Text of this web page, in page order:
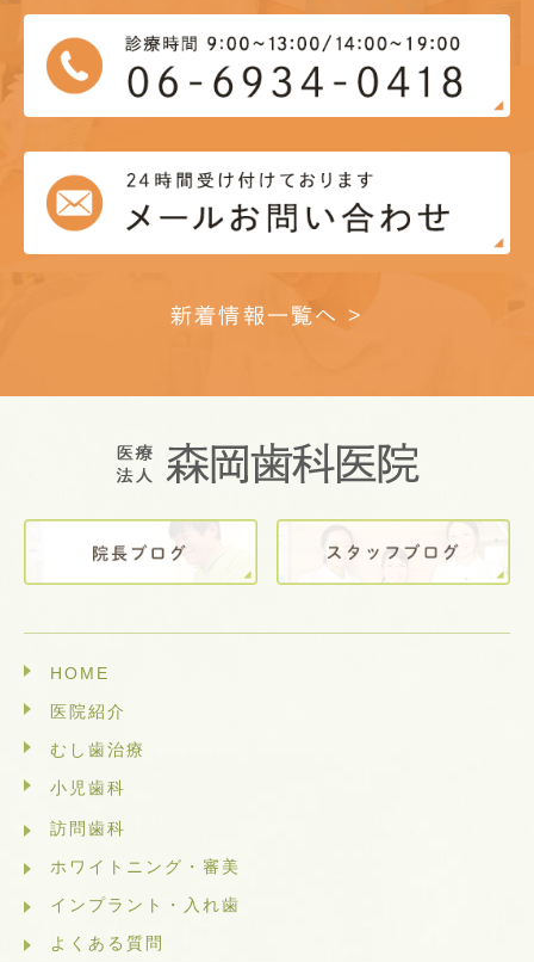
新着情報一覧へ >
HOME
医院紹介
むし歯治療
小児歯科
訪問歯科
ホワイトニング・審美
インプラント・入れ歯
よくある質問